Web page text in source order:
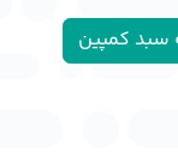
سبد کمپین